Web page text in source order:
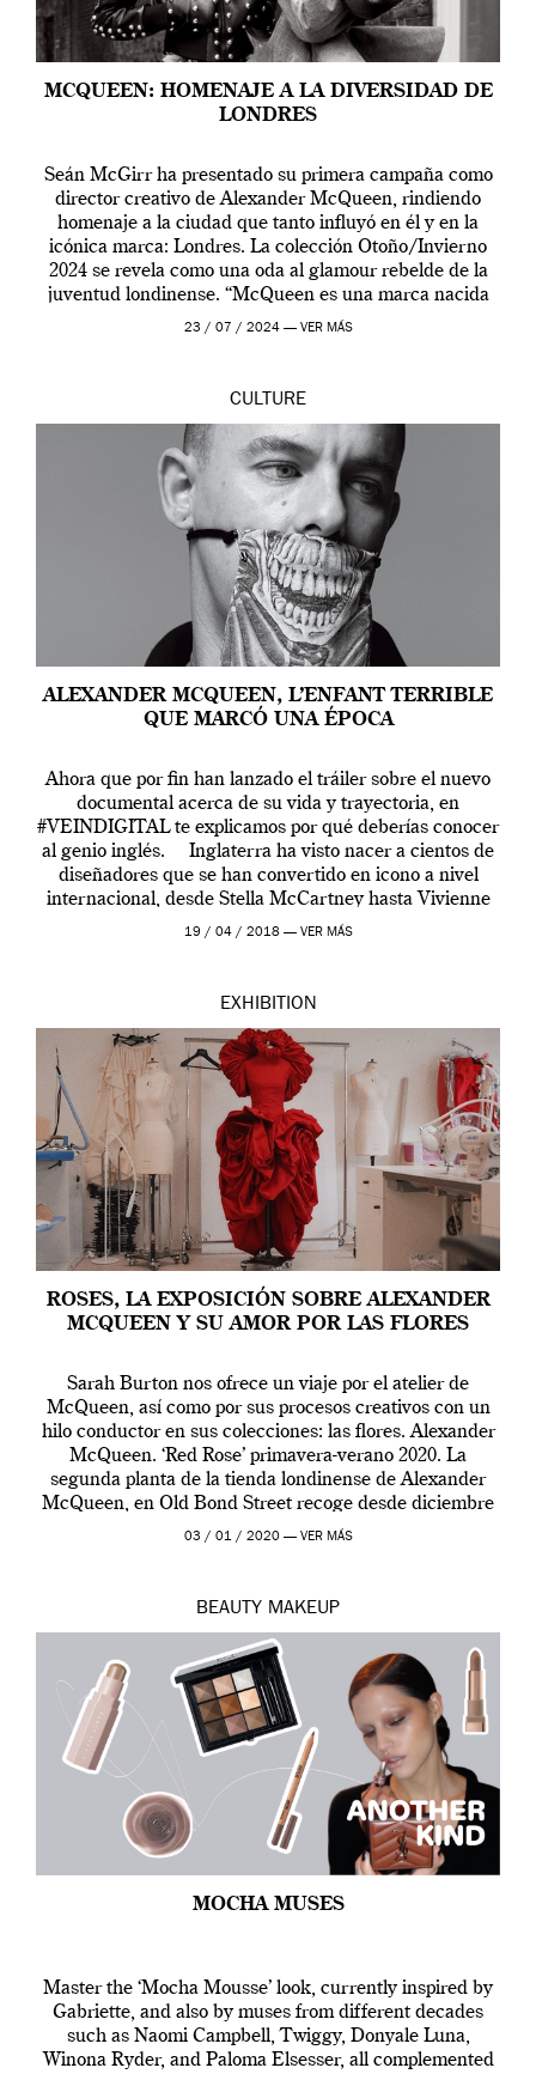
MCQUEEN: HOMENAJE A LA DIVERSIDAD DE
LONDRES
Seán McGirr ha presentado su primera campaña como
director creativo de Alexander McQueen, rindiendo
homenaje a la ciudad que tanto influyó en él y en la
icónica marca: Londres. La colección Otoño/Invierno
2024 se revela como una oda al glamour rebelde de la
juventud londinense. “McQueen es una marca nacida
en Londres y siempre ha […]
23 / 07 / 2024 — VER MÁS
CULTURE
ALEXANDER MCQUEEN, L’ENFANT TERRIBLE
QUE MARCÓ UNA ÉPOCA
Ahora que por fin han lanzado el tráiler sobre el nuevo
documental acerca de su vida y trayectoria, en
#VEINDIGITAL te explicamos por qué deberías conocer
al genio inglés. Inglaterra ha visto nacer a cientos de
diseñadores que se han convertido en icono a nivel
internacional, desde Stella McCartney hasta Vivienne
Westwood pasando […]
19 / 04 / 2018 — VER MÁS
EXHIBITION
ROSES, LA EXPOSICIÓN SOBRE ALEXANDER
MCQUEEN Y SU AMOR POR LAS FLORES
Sarah Burton nos ofrece un viaje por el atelier de
McQueen, así como por sus procesos creativos con un
hilo conductor en sus colecciones: las flores. Alexander
McQueen. ‘Red Rose’ primavera-verano 2020. La
segunda planta de la tienda londinense de Alexander
McQueen, en Old Bond Street recoge desde diciembre
de 2019 hasta final de abril […]
03 / 01 / 2020 — VER MÁS
BEAUTY MAKEUP
MOCHA MUSES
Master the ‘Mocha Mousse’ look, currently inspired by
Gabriette, and also by muses from different decades
such as Naomi Campbell, Twiggy, Donyale Luna,
Winona Ryder, and Paloma Elsesser, all complemented